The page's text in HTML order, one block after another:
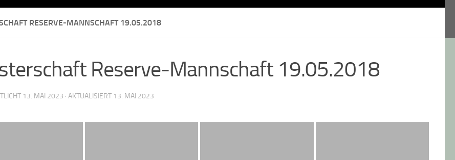
RESERVE-MANNSCHAFT 19.05.2018
Reserve-Mannschaft 19.05.2018
13. MAI 2023 · AKTUALISIERT 13. MAI 2023